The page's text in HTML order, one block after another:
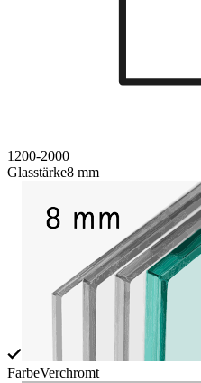
1200-2000
Glasstärke8 mm
FarbeVerchromt